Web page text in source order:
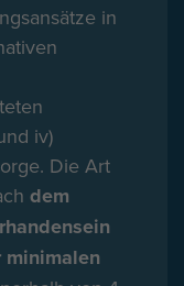
in
iv)
Die Art
dem